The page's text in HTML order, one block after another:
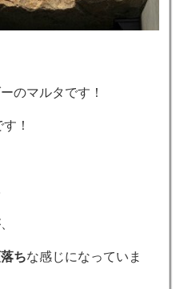
のマルタです！
！
ちな感じになっていま